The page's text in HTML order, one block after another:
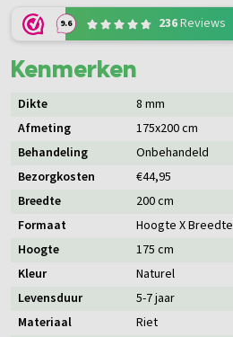
9.6 236Reviews
Kenmerken
Dikte
8 mm
Afmeting
175x200 cm
Behandeling
Onbehandeld
Bezorgkosten
€44,95
Breedte
200 cm
Formaat
Hoogte X Breedte
Hoogte
175 cm
Kleur
Naturel
Levensduur
5-7 jaar
Materiaal
Riet